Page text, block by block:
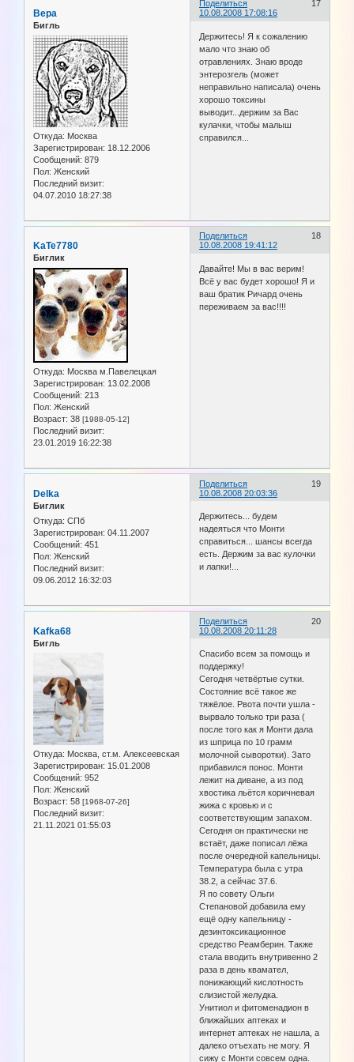
Поделиться
17
10.08.2008 17:08:16
Вера
Бигль
Откуда: Москва
Зарегистрирован: 18.12.2006
Сообщений: 879
Пол: Женский
Последний визит:
04.07.2010 18:27:38
Держитесь! Я к сожалению
мало что знаю об
отравлениях. Знаю вроде
энтерозгель (может
неправильно написала) очень
хорошо токсины
выводит...держим за Вас
кулачки, чтобы малыш
справился...
Поделиться
18
10.08.2008 19:41:12
KaTe7780
Биглик
Откуда: Москва м.Павелецкая
Зарегистрирован: 13.02.2008
Сообщений: 213
Пол: Женский
Возраст: 38 [1988-05-12]
Последний визит:
23.01.2019 16:22:38
Давайте! Мы в вас верим!
Всё у вас будет хорошо! Я и
ваш братик Ричард очень
переживаем за вас!!!!
Поделиться
19
10.08.2008 20:03:36
Delka
Биглик
Откуда: СПб
Зарегистрирован: 04.11.2007
Сообщений: 451
Пол: Женский
Последний визит:
09.06.2012 16:32:03
Держитесь... будем
надеяться что Монти
справиться... шансы всегда
есть. Держим за вас кулочки
и лапки!...
Поделиться
20
10.08.2008 20:11:28
Kafka68
Бигль
Откуда: Москва, ст.м. Алексеевская
Зарегистрирован: 15.01.2008
Сообщений: 952
Пол: Женский
Возраст: 58 [1968-07-26]
Последний визит:
21.11.2021 01:55:03
Спасибо всем за помощь и
поддержку!
Сегодня четвёртые сутки.
Состояние всё такое же
тяжёлое. Рвота почти ушла -
вырвало только три раза (
после того как я Монти дала
из шприца по 10 грамм
молочной сыворотки). Зато
прибавился понос. Монти
лежит на диване, а из под
хвостика льётся коричневая
жижа с кровью и с
соответствующим запахом.
Сегодня он практически не
встаёт, даже пописал лёжа
после очередной капельницы.
Температура была с утра
38.2, а сейчас 37.6.
Я по совету Ольги
Степановой добавила ему
ещё одну капельницу -
дезинтоксикационное
средство Реамберин. Также
стала вводить внутривенно 2
раза в день квамател,
понижающий кислотность
слизистой желудка.
Унитиол и фитоменадион в
ближайших аптеках и
интернет аптеках не нашла, а
далеко отъехать не могу. Я
сижу с Монти совсем одна.